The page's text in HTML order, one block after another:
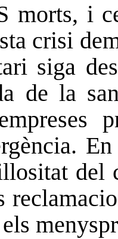
morts, i
crisi
siga
de la
del